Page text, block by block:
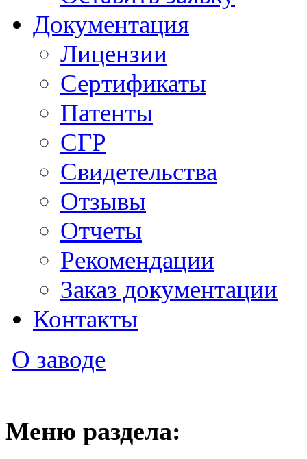
Документация
Лицензии
Сертификаты
Патенты
СГР
Свидетельства
Отзывы
Отчеты
Рекомендации
Заказ документации
Контакты
О заводе
Меню раздела: